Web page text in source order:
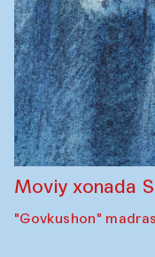
Moviy xonada
"Govkushon"